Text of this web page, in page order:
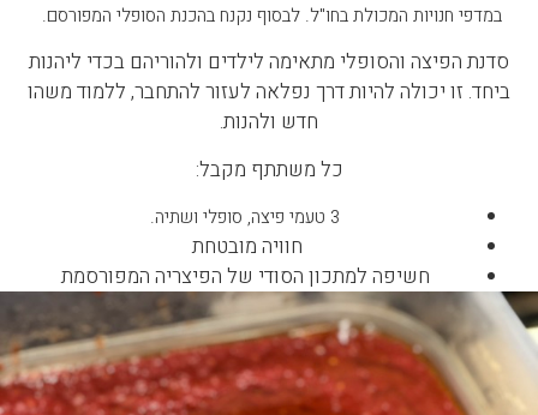
במדפי חנויות המכולת בחו"ל. לבסוף נקנח בהכנת הסופלי המפורסם.
סדנת הפיצה והסופלי מתאימה לילדים ולהוריהם בכדי ליהנות
ביחד. זו יכולה להיות דרך נפלאה לעזור להתחבר, ללמוד משהו
חדש ולהנות.
כל משתתף מקבל:
חוויה מובטחת
חשיפה למתכון הסודי של הפיצריה המפורסמת